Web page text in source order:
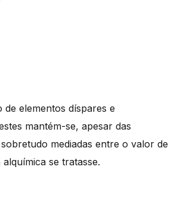
elementos díspares e
mantém-se, apesar das
mediadas entre o valor de
se tratasse.